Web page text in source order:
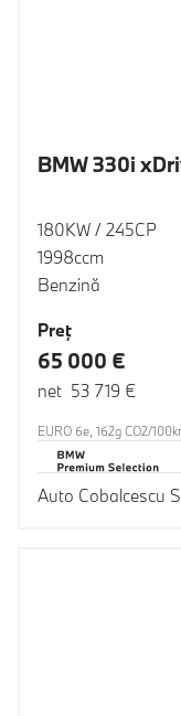
BMW 330i
180KW / 245CP
1998ccm
Benzină
Preţ
65 000 €
net 53 719 €
EURO 6e, 162g CO2/
Auto Cobalcescu